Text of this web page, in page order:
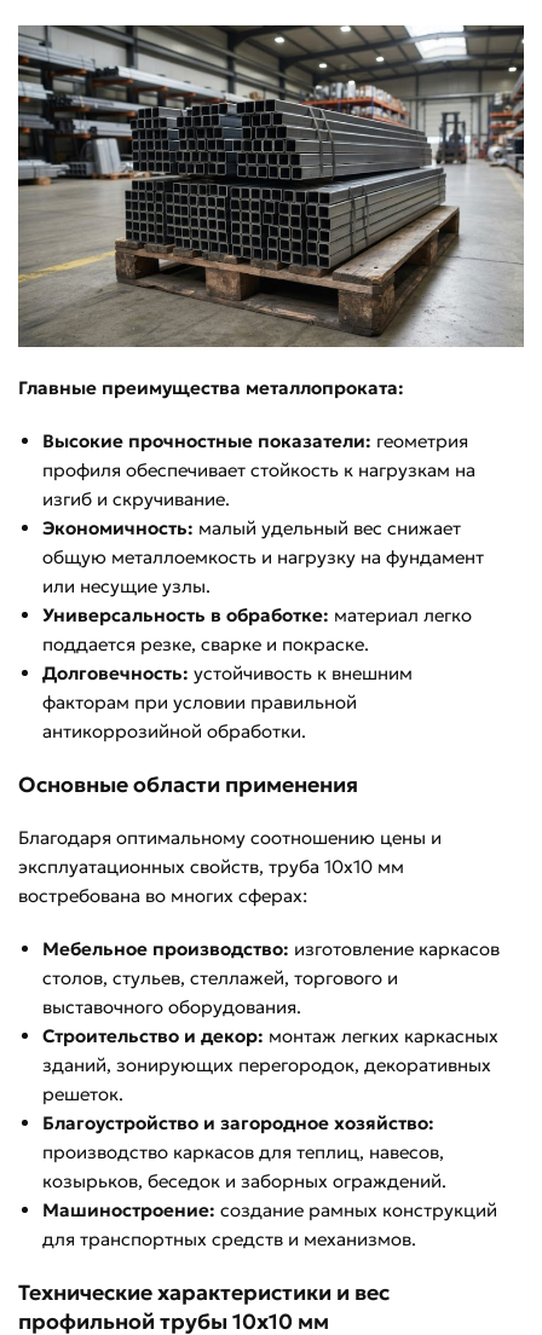
Главные преимущества металлопроката:
Высокие прочностные показатели: геометрия
профиля обеспечивает стойкость к нагрузкам на
изгиб и скручивание.
Экономичность: малый удельный вес снижает
общую металлоемкость и нагрузку на фундамент
или несущие узлы.
Универсальность в обработке: материал легко
поддается резке, сварке и покраске.
Долговечность: устойчивость к внешним
факторам при условии правильной
антикоррозийной обработки.
Основные области применения
Благодаря оптимальному соотношению цены и
эксплуатационных свойств, труба 10х10 мм
востребована во многих сферах:
Мебельное производство: изготовление каркасов
столов, стульев, стеллажей, торгового и
выставочного оборудования.
Строительство и декор: монтаж легких каркасных
зданий, зонирующих перегородок, декоративных
решеток.
Благоустройство и загородное хозяйство:
производство каркасов для теплиц, навесов,
козырьков, беседок и заборных ограждений.
Машиностроение: создание рамных конструкций
для транспортных средств и механизмов.
Технические характеристики и вес
профильной трубы 10х10 мм